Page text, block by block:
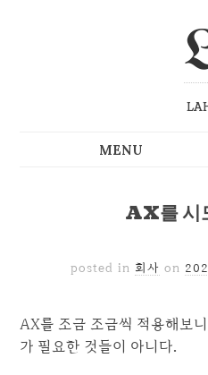
AX를 시
posted in 회사 on
AX를 조금 조금씩 적용해보
가 필요한 것들이 아니다.